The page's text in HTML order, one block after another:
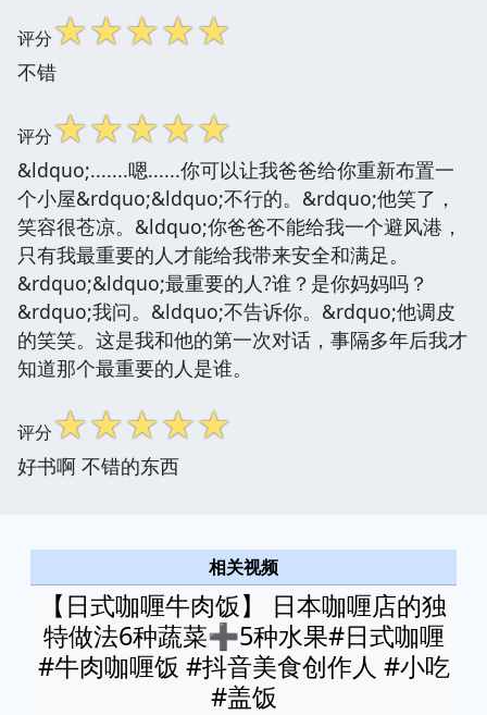
评分☆☆☆☆☆
不错
评分☆☆☆☆☆
&ldquo;.......嗯......你可以让我爸爸给你重新布置一
个小屋&rdquo;&ldquo;不行的。&rdquo;他笑了，
笑容很苍凉。&ldquo;你爸爸不能给我一个避风港，
只有我最重要的人才能给我带来安全和满足。
&rdquo;&ldquo;最重要的人?谁？是你妈妈吗？
&rdquo;我问。&ldquo;不告诉你。&rdquo;他调皮
的笑笑。这是我和他的第一次对话，事隔多年后我才
知道那个最重要的人是谁。
评分☆☆☆☆☆
好书啊 不错的东西
相关视频
【日式咖喱牛肉饭】 日本咖喱店的独
特做法6种蔬菜➕5种水果#日式咖喱
#牛肉咖喱饭 #抖音美食创作人 #小吃
#盖饭